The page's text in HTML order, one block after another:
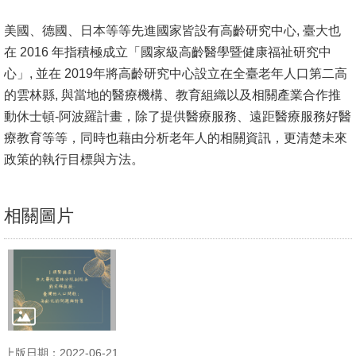
件
心
輔
&
學
輔
款
教
資
源
與
美國、德國、日本等等先進國家皆設有高齡研究中心, 臺大也
在 2016 年指積極成立「國家級高齡醫學暨健康福祉研究中
心」, 並在 2019年將高齡研究中心設立在全臺老年人口第二高
的雲林縣, 與當地的醫療機構、教育組織以及相關產業合作推
動休士頓-阿波羅計畫，除了提供醫療服務、遠距醫療服務好醫
療教育等等，同時也藉由分析老年人的相關資訊，更清楚未來
政策的執行目標與方法。
相關圖片
上版日期：2022-06-21